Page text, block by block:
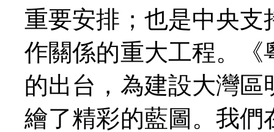
重要安排；也是中央
作關係的重大工程。
的出台，為建設大灣
繪了精彩的藍圖。我